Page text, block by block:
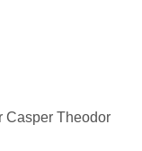
Casper Theodor